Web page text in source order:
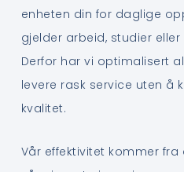
enheten din for daglige
gjelder arbeid, studier
Derfor har vi optimalisert
levere rask service uten å
kvalitet.
Vår effektivitet kommer